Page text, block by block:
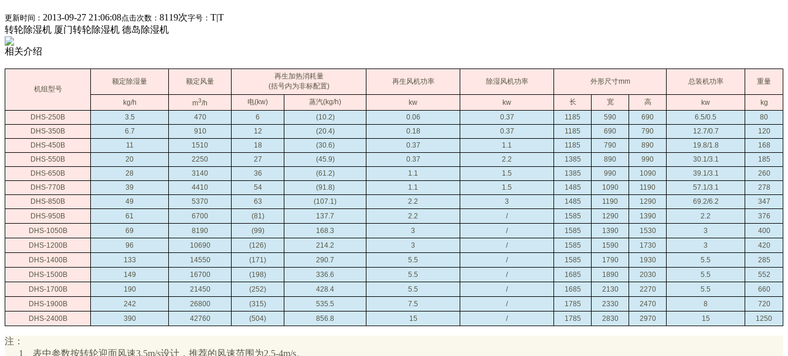
更新时间： 2013-09-27 21:06:08点击次数： 8119次字号： T|T
转轮除湿机 厦门转轮除湿机 德岛除湿机
相关介绍
机组型号
额定除湿量 额定风量
再生加热消耗量
(括号内为非标配置)
再生风机功率 除湿风机功率 外形尺寸mm 总装机功率 重量
kg/h m3/h 电(kw) 蒸汽(kg/h) kw kw 长 宽 高 kw
kg
DHS-250B
3.5 470 6 (10.2) 0.06 0.37 1185 590 690 6.5/0.5
80
DHS-350B
6.7 910 12 (20.4) 0.18 0.37 1185 690 790 12.7/0.7
120
DHS-450B
11 1510 18 (30.6) 0.37 1.1 1185 790 890 19.8/1.8
168
DHS-550B
20 2250 27 (45.9) 0.37 2.2 1385 890 990 30.1/3.1
185
DHS-650B
28 3140 36 (61.2) 1.1 1.5 1385 990 1090 39.1/3.1
260
DHS-770B
39 4410 54 (91.8) 1.1 1.5 1485 1090 1190 57.1/3.1
278
DHS-850B
49 5370 63 (107.1) 2.2 3 1485 1190 1290 69.2/6.2
347
DHS-950B
61 6700 (81) 137.7 2.2 / 1585 1290 1390 2.2
376
DHS-1050B
69 8190 (99) 168.3 3 / 1585 1390 1530 3
400
DHS-1200B
96 10690 (126) 214.2 3 / 1585 1590 1730 3
420
DHS-1400B
133 14550 (171) 290.7 5.5 / 1585 1790 1930 5.5
285
DHS-1500B
149 16700 (198) 336.6 5.5 / 1685 1890 2030 5.5
552
DHS-1700B
190 21450 (252) 428.4 5.5 / 1685 2130 2270 5.5
660
DHS-1900B
242 26800 (315) 535.5 7.5 / 1785 2330 2470 8
720
DHS-2400B
390 42760 (504) 856.8 15 / 1785 2830 2970 15 1250
注：
1、表中参数按转轮迎面风速3.5m/s设计，推荐的风速范围为2.5-4m/s。